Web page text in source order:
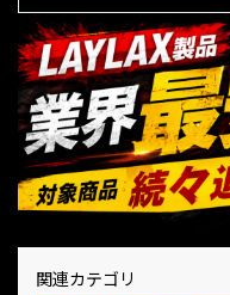
関連カテゴリ